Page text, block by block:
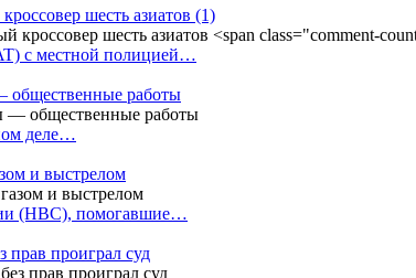
шесть азиатов (1)
с местной полицией…
общественные работы
деле…
и выстрелом
(НВС), помогавшие…
прав проиграл суд